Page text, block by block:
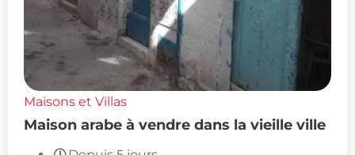
Maisons et Villas
Maison arabe à vendre dans la vieille ville